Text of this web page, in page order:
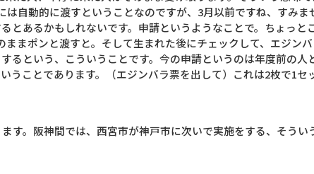
自動的に渡すということなのですが、3月以前ですね、すみま
あるかもしれないです。申請というようなことで。ちょっと
まポンと渡すと。そして生まれた後にチェックして、エジン
るという、こういうことです。今の申請というのは年度前の人
うことであります。（エジンバラ票を出して）これは2枚で1セ
す。阪神間では、西宮市が神戸市に次いで実施をする、そうい